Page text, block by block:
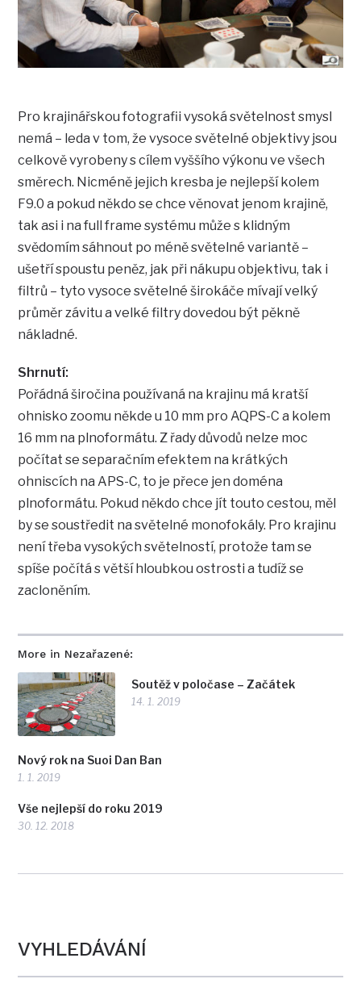
More in Nezařazené:
Soutěž v poločase – Začátek
14. 1. 2019
Nový rok na Suoi Dan Ban
1. 1. 2019
Vše nejlepší do roku 2019
30. 12. 2018
Pro krajinářskou fotografii vysoká světelnost smysl
nemá – leda v tom, že vysoce světelné objektivy jsou
celkově vyrobeny s cílem vyššího výkonu ve všech
směrech. Nicméně jejich kresba je nejlepší kolem
F9.0 a pokud někdo se chce věnovat jenom krajině,
tak asi i na full frame systému může s klidným
svědomím sáhnout po méně světelné variantě –
ušetří spoustu peněz, jak při nákupu objektivu, tak i
filtrů – tyto vysoce světelné širokáče mívají velký
průměr závitu a velké filtry dovedou být pěkně
nákladné.
Shrnutí:
Pořádná širočina používaná na krajinu má kratší
ohnisko zoomu někde u 10 mm pro AQPS-C a kolem
16 mm na plnoformátu. Z řady důvodů nelze moc
počítat se separačním efektem na krátkých
ohniscích na APS-C, to je přece jen doména
plnoformátu. Pokud někdo chce jít touto cestou, měl
by se soustředit na světelné monofokály. Pro krajinu
není třeba vysokých světelností, protože tam se
spíše počítá s větší hloubkou ostrosti a tudíž se
zacloněním.
VYHLEDÁVÁNÍ